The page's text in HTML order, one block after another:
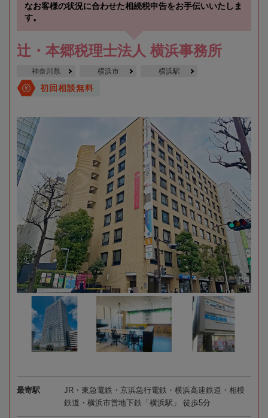
なお客様の状況に合わせた相続税申告をお手伝いいたしま
す。
辻・本郷税理士法人 横浜事務所
神奈川県 横浜市 横浜駅
初回相談無料
最寄駅
JR・東急電鉄・京浜急行電鉄・横浜高速鉄道・相模
鉄道・横浜市営地下鉄「横浜駅」 徒歩5分